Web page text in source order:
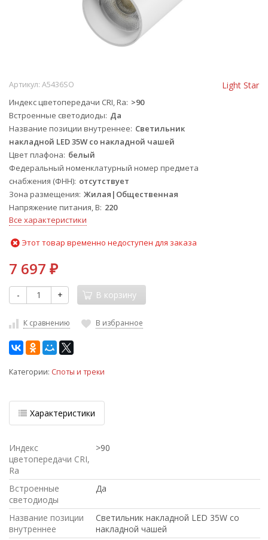
Light Star
Артикул: A5436SO
Индекс цветопередачи CRI, Ra >90
Встроенные светодиоды Да
Название позиции внутреннее Светильник
накладной LED 35W со накладной чашей
Цвет плафона белый
Федеральный номенклатурный номер предмета
снабжения (ФНН) отсутствует
Зона размещения Жилая|Общественная
Напряжение питания, В 220
Все характеристики
Этот товар временно недоступен для заказа
7 697 ₽
- + В корзину
К сравнению В избранное
Категории: Споты и треки
Характеристики
Индекс
цветопередачи CRI,
Ra
>90
Встроенные
светодиоды
Да
Название позиции
внутреннее
Светильник накладной LED 35W со
накладной чашей